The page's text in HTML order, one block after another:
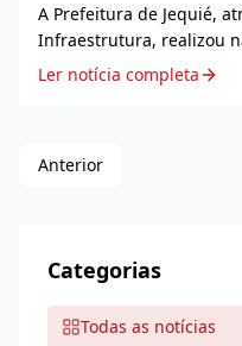
Categorias
Todas as notícias
A Prefeitura de Jequié,
Infraestrutura, realizou
solenidade de entrega
modernização da Praça
Ler notícia completa
Anterior